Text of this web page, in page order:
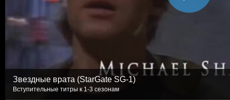
Звездные врата (StarGate SG-1)
Вступительные титры к 1-3 сезонам